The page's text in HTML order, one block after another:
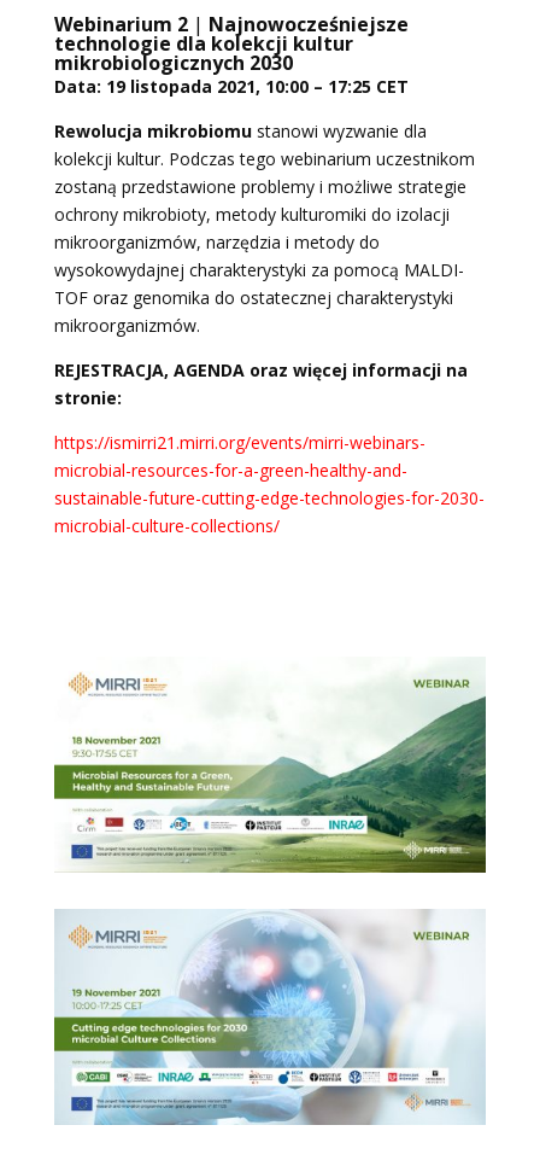
Webinarium 2| Najnowocześniejsze
technologie dla kolekcji kultur
mikrobiologicznych 2030
Data: 19 listopada 2021, 10:00 – 17:25 CET
Rewolucja mikrobiomustanowi wyzwanie dla
kolekcji kultur. Podczas tego webinarium uczestnikom
zostaną przedstawione problemy i możliwe strategie
ochrony mikrobioty, metody kulturomiki do izolacji
mikroorganizmów, narzędzia i metody do
wysokowydajnej charakterystyki za pomocą MALDI-
TOF oraz genomika do ostatecznej charakterystyki
mikroorganizmów.
REJESTRACJA, AGENDA oraz więcej informacji na
stronie:
https://ismirri21.mirri.org/events/mirri-webinars-
microbial-resources-for-a-green-healthy-and-
sustainable-future-cutting-edge-technologies-for-2030-
microbial-culture-collections/